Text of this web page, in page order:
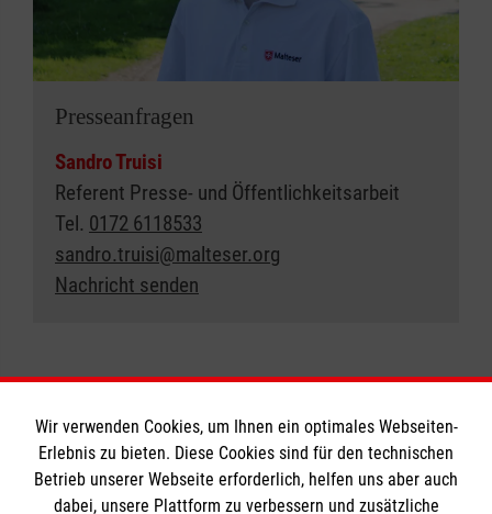
Presseanfragen
Sandro Truisi
Referent Presse- und Öffentlichkeitsarbeit
Tel. 0172 6118533
sandro.truisi@malteser.org
Nachricht senden
Informationen
Wir verwenden Cookies, um Ihnen ein optimales Webseiten-
Erlebnis zu bieten. Diese Cookies sind für den technischen
Betrieb unserer Webseite erforderlich, helfen uns aber auch
dabei, unsere Plattform zu verbessern und zusätzliche